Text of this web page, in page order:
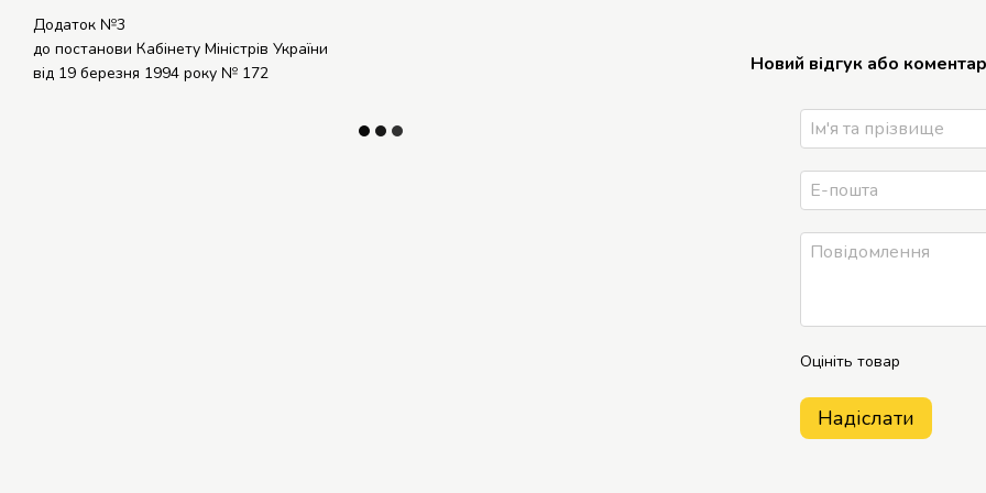
Додаток №3
до постанови Кабінету Міністрів України
від 19 березня 1994 року № 172
Новий відгук або коментар
Оцініть товар
Надіслати